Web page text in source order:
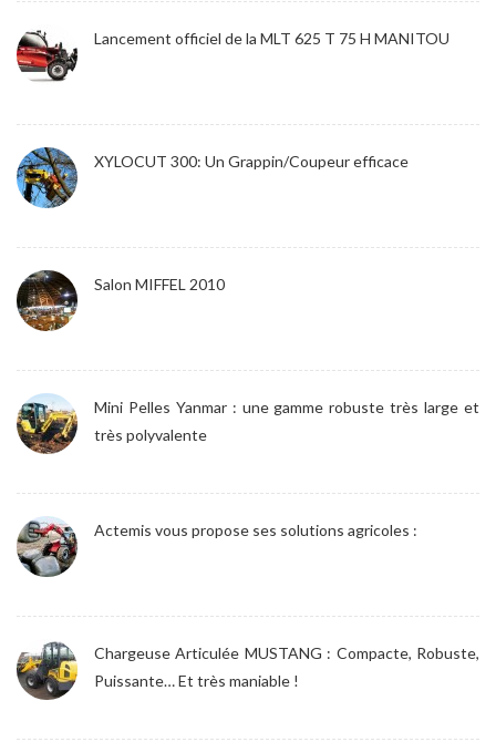
Lancement officiel de la MLT 625 T 75 H MANITOU
XYLOCUT 300: Un Grappin/Coupeur efficace
Salon MIFFEL 2010
Mini Pelles Yanmar : une gamme robuste très large et
très polyvalente
Actemis vous propose ses solutions agricoles :
Chargeuse Articulée MUSTANG : Compacte, Robuste,
Puissante… Et très maniable !